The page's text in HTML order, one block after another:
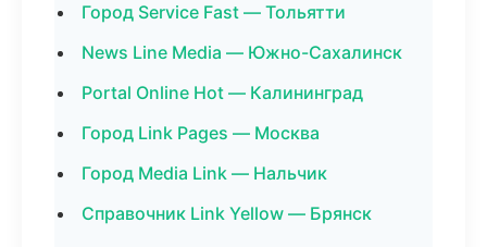
Город Service Fast — Тольятти
News Line Media — Южно-Сахалинск
Portal Online Hot — Калининград
Город Link Pages — Москва
Город Media Link — Нальчик
Справочник Link Yellow — Брянск